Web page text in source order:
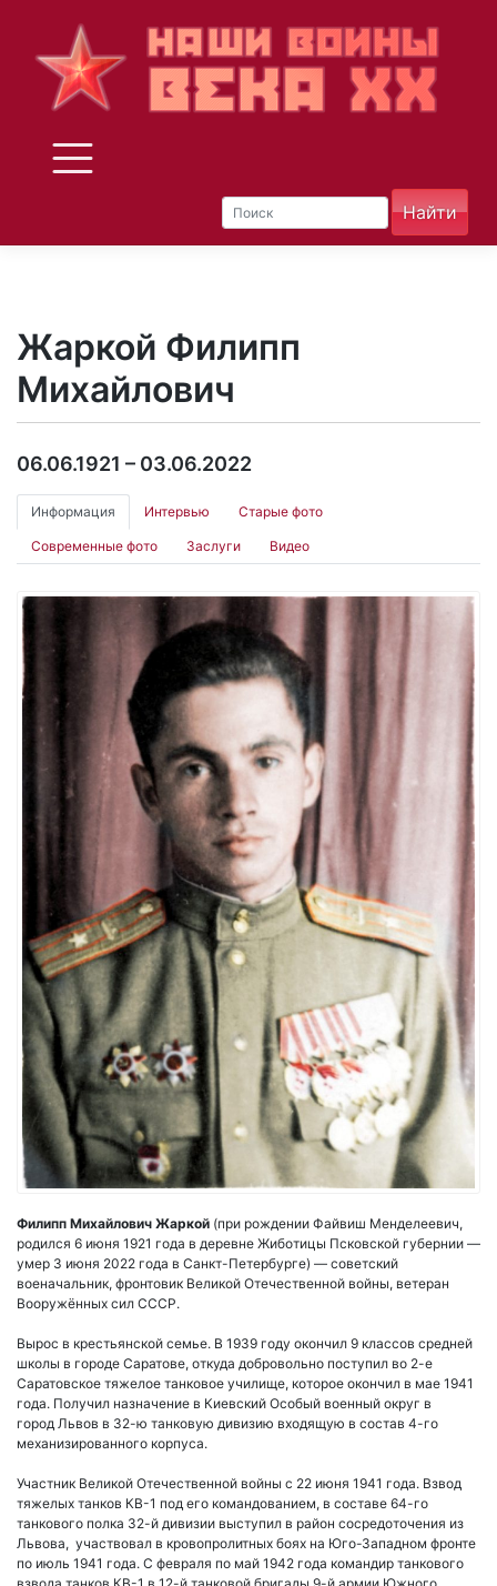
Жаркой Филипп
Михайлович
06.06.1921 – 03.06.2022
Информация Интервью Старые фото
Современные фото Заслуги Видео
Филипп Михайлович Жаркой (при рождении Файвиш Менделеевич,
родился 6 июня 1921 года в деревне Жиботицы Псковской губернии —
умер 3 июня 2022 года в Санкт-Петербурге) — советский
военачальник, фронтовик Великой Отечественной войны, ветеран
Вооружённых сил СССР.
Вырос в крестьянской семье. В 1939 году окончил 9 классов средней
школы в городе Саратове, откуда добровольно поступил во 2-е
Саратовское тяжелое танковое училище, которое окончил в мае 1941
года. Получил назначение в Киевский Особый военный округ в
город Львов в 32-ю танковую дивизию входящую в состав 4-го
механизированного корпуса.
Участник Великой Отечественной войны с 22 июня 1941 года. Взвод
тяжелых танков КВ-1 под его командованием, в составе 64-го
танкового полка 32-й дивизии выступил в район сосредоточения из
Львова, участвовал в кровопролитных боях на Юго-Западном фронте
по июль 1941 года. С февраля по май 1942 года командир танкового